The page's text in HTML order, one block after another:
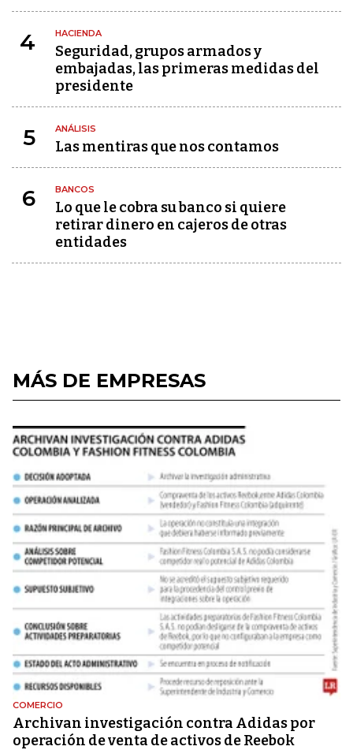
4 HACIENDA
Seguridad, grupos armados y
embajadas, las primeras medidas del
presidente
5 ANÁLISIS
Las mentiras que nos contamos
6 BANCOS
Lo que le cobra su banco si quiere
retirar dinero en cajeros de otras
entidades
MÁS DE EMPRESAS
COMERCIO
Archivan investigación contra Adidas por
operación de venta de activos de Reebok